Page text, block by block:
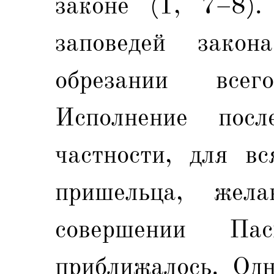
заповедей
обрезании
Исполнение
частности, для
пришельца,
совершении
приближалось.